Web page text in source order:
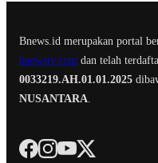
Bnews.id merupakan portal
bnewstv.com dan telah
0033219.AH.01.01.2025
NUSANTARA.